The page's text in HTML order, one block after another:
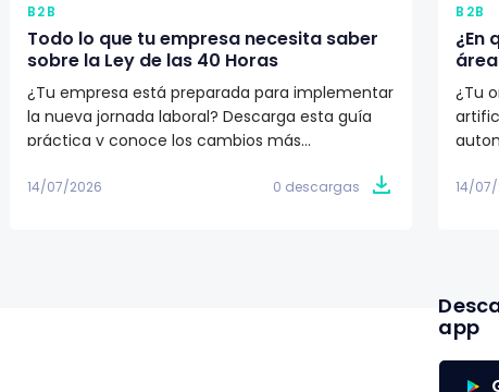
B2B
Todo lo que tu empresa necesita saber
sobre la Ley de las 40 Horas
¿Tu empresa está preparada para implementar
la nueva jornada laboral? Descarga esta guía
práctica y conoce los cambios más
calendario de implementación y las acciones
14/07/2026 0 descargas
B2B
¿En
¿Tu
14/
app